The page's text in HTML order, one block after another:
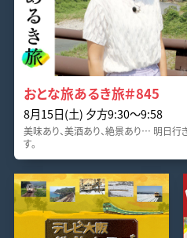
おとな旅あるき旅＃845
8月15日(土) 夕方9:30～9:58
美味あり、美酒あり、絶景あり… 明日行
す。